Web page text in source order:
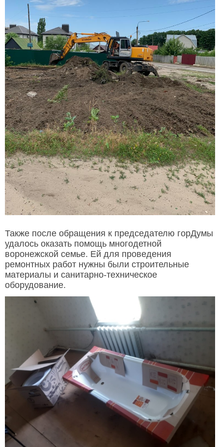
Также после обращения к председателю горДумы
удалось оказать помощь многодетной
воронежской семье. Ей для проведения
ремонтных работ нужны были строительные
материалы и санитарно-техническое
оборудование.